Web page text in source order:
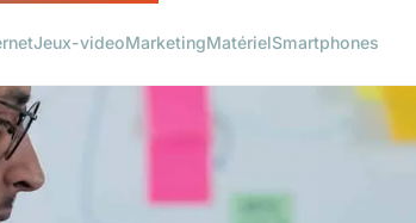
Jeux-videoMarketingMatérielSmartphones